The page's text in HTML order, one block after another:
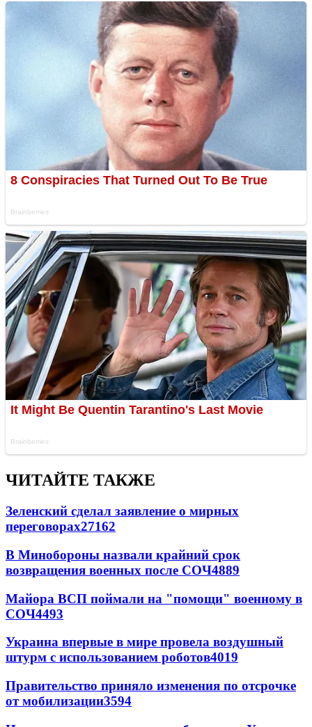
ЧИТАЙТЕ ТАКЖЕ
Зеленский сделал заявление о мирных
переговорах27162
В Минобороны назвали крайний срок
возвращения военных после СОЧ4889
Майора ВСП поймали на "помощи" военному в
СОЧ4493
Украина впервые в мире провела воздушный
штурм с использованием роботов4019
Правительство приняло изменения по отсрочке
от мобилизации3594